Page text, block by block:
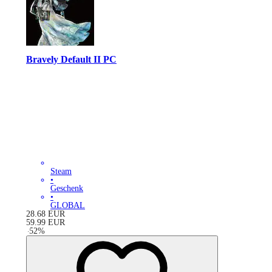
Bravely Default II PC
Steam
•
Geschenk
•
GLOBAL
28.68 EUR
59.99 EUR
-52%